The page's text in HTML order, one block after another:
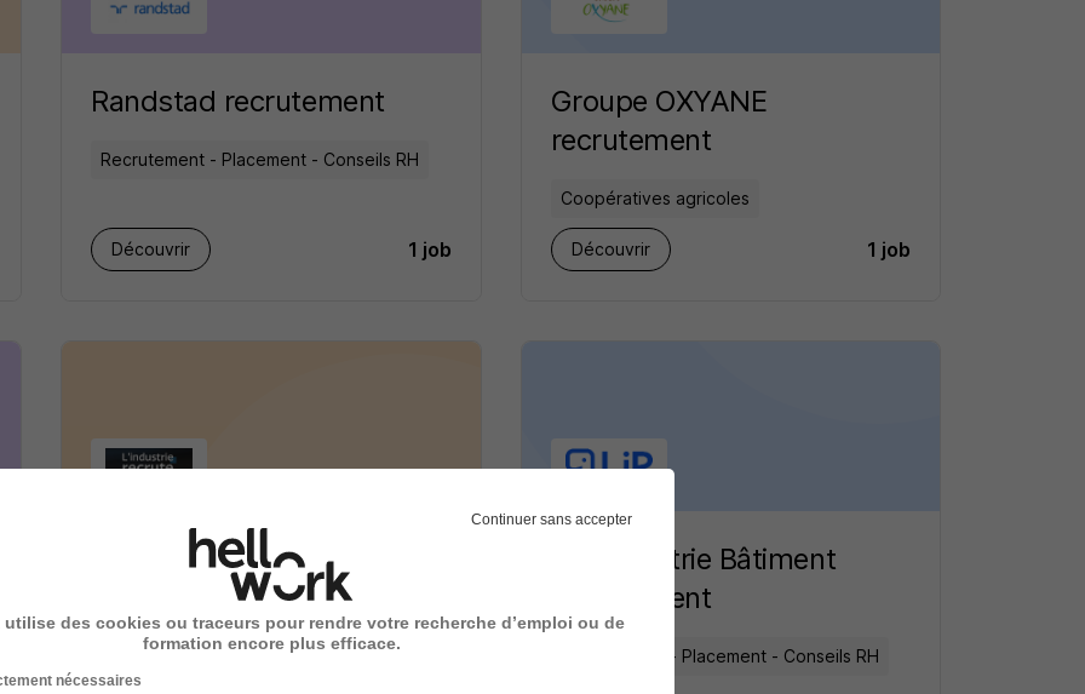
Randstad recrutement
Recrutement - Placement - Conseils RH
Découvrir 1 job
Groupe OXYANE
recrutement
Coopératives agricoles
Découvrir 1 job
L'Industrie recrute
recrutement
Services
LIP Industrie Bâtiment
recrutement
Recrutement - Placement - Conseils RH
Continuer sans accepter
utilise des cookies ou traceurs pour rendre votre recherche d’emploi ou de
formation encore plus efficace.
nécessaires